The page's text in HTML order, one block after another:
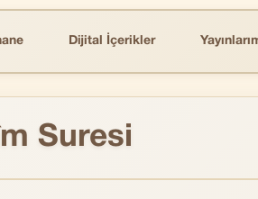
Dijital İçerikler
Suresi